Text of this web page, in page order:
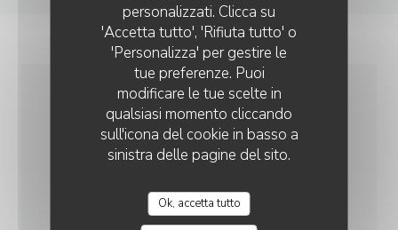
personalizzati. Clicca su
'Accetta tutto', 'Rifiuta tutto' o
'Personalizza' per gestire le
tue preferenze. Puoi
modificare le tue scelte in
qualsiasi momento cliccando
sull'icona del cookie in basso a
sinistra delle pagine del sito.
Ok, accetta tutto
INFORMAZIONI
PRATICHE
CUCINA
La carne e il pesce alla griglia sul fuoco di legna,